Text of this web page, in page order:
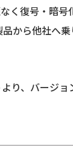
く復号・暗
から他社へ
り、バージ